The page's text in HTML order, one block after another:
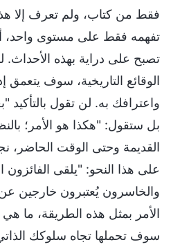
فقط من كتاب، ولم تعرف إلا
تفهمه فقط على مستوى واحد،
تصبح على دراية بهذه
الوقائع التاريخية، سوف يتعمق
واعترافك به. لن تقول
بل ستقول: "هكذا هو الأمر؛
القديمة وحتى الوقت الحاضر،
على هذا النحو: "يلقى الفائزون
والخاسرون يُعتبرون خارجين
الأمر بمثل هذه الطريقة، ما هي
سوف تحملها تجاه سلوكك